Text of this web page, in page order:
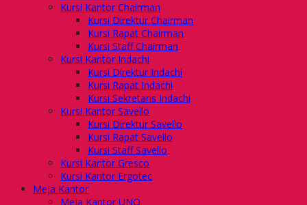
Kursi Kantor Chairman
Kursi Direktur Chairman
Kursi Rapat Chairman
Kursi Staff Chairman
Kursi Kantor Indachi
Kursi Direktur Indachi
Kursi Rapat Indachi
Kursi Sekretaris Indachi
Kursi Kantor Savello
Kursi Direktur Savello
Kursi Rapat Savello
Kursi Staff Savello
Kursi Kantor Gresco
Kursi Kantor Ergotec
Meja Kantor
Meja Kantor UNO